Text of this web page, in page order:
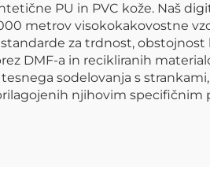
PU in PVC kože. Naš
metrov visokokakovostne
za trdnost, obstojnost
DMF-a in recikliranih
sodelovanja s
njihovim specifičnim